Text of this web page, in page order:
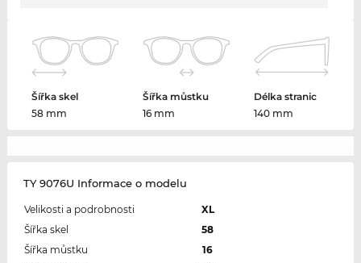
Šířka skel
58 mm
Šířka můstku
16 mm
Délka stranic
140 mm
TY 9076U Informace o modelu
Velikosti a podrobnosti
XL
Šířka skel
58
Šířka můstku
16